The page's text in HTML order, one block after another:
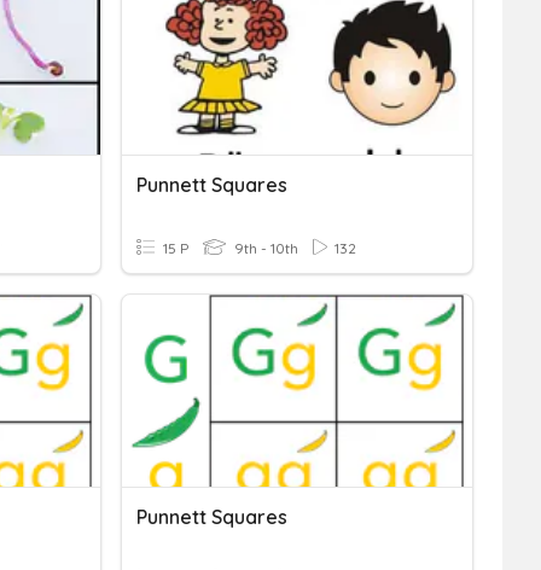
Punnett Squares
15 P 9th - 10th 132
Punnett Squares